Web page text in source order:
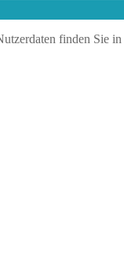
finden Sie